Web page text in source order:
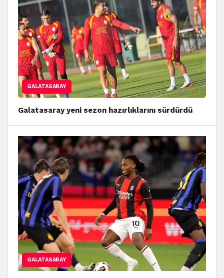
GALATASARAY
Galatasaray yeni sezon hazırlıklarını sürdürdü
GALATASARAY